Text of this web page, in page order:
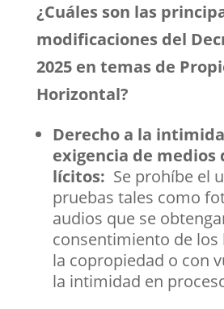
¿Cuáles son las
modificaciones del
2025 en temas de
Horizontal?
Derecho a la
exigencia de medios
lícitos: Se prohíbe el
pruebas tales como
audios que se
consentimiento de los
la copropiedad o con
la intimidad en